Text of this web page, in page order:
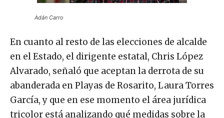
Adán Carro
En cuanto al resto de las elecciones de alcalde
en el Estado, el dirigente estatal, Chris López
Alvarado, señaló que aceptan la derrota de su
abanderada en Playas de Rosarito, Laura Torres
García, y que en ese momento el área jurídica
tricolor está analizando qué medidas sobre la